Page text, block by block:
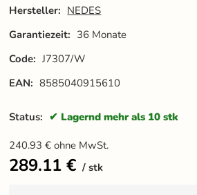
Hersteller: NEDES
Garantiezeit: 36 Monate
Code: J7307/W
EAN: 8585040915610
Status: Lagernd mehr als 10 stk
240.93 €ohne MwSt.
289.11 € stk